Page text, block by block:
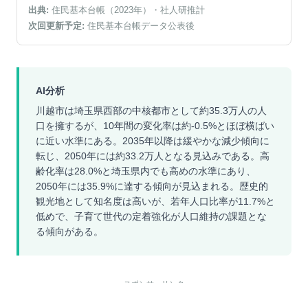
出典: 住民基本台帳（2023年）
・社人研推計
次回更新予定: 住民基本台帳データ公表後
AI分析
川越市は埼玉県西部の中核都市として約35.3万人の人
口を擁するが、10年間の変化率は約-0.5%とほぼ横ばい
に近い水準にある。2035年以降は緩やかな減少傾向に
転じ、2050年には約33.2万人となる見込みである。高
齢化率は28.0%と埼玉県内でも高めの水準にあり、
2050年には35.9%に達する傾向が見込まれる。歴史的
観光地として知名度は高いが、若年人口比率が11.7%と
低めで、子育て世代の定着強化が人口維持の課題とな
る傾向がある。